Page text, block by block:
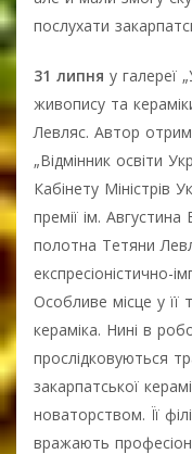
послухати
31 липня у галереї
живопису та
Левляс. Автор
„Відмінник освіти
Кабінету Міністрів
премії ім.
полотна Тетяни
експресіоністично-
Особливе місце у
кераміка. Нині в
прослідковуються
закарпатської
новаторством. Її
вражають